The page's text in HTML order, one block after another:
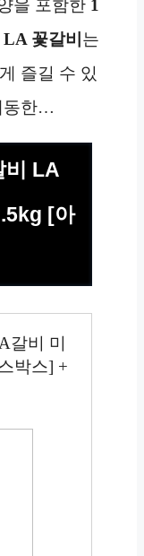
을 포함한 1
LA 꽃갈비 는
즐길 수 있
동한…
비 LA
[아
갈비 미
박스] +